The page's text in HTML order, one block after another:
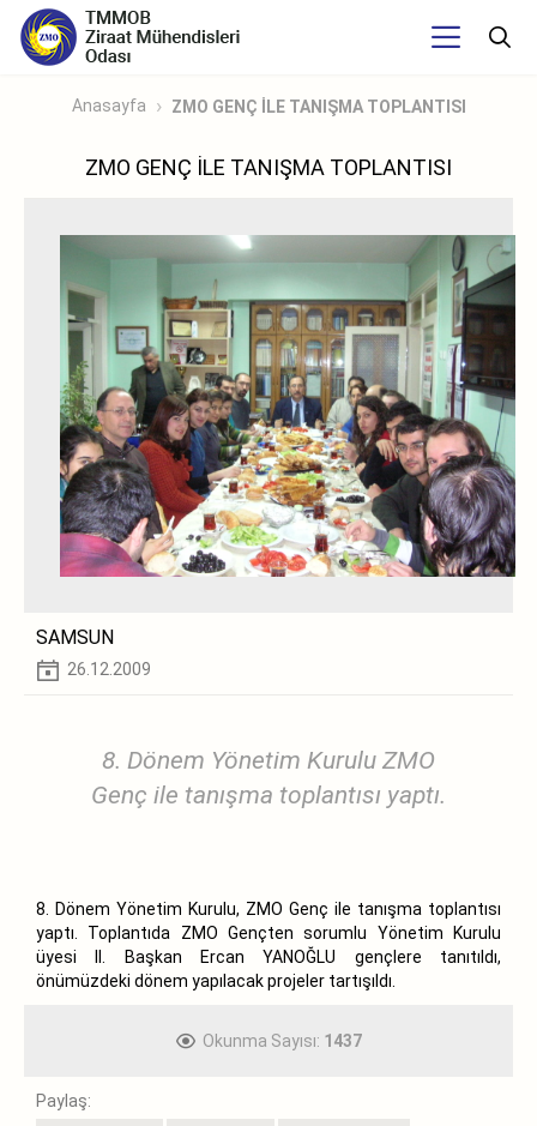
Anasayfa ZMO GENÇ İLE TANIŞMA TOPLANTISI
ZMO GENÇ İLE TANIŞMA TOPLANTISI
SAMSUN
26.12.2009
8. Dönem Yönetim Kurulu ZMO
Genç ile tanışma toplantısı yaptı.
8. Dönem Yönetim Kurulu, ZMO Genç ile tanışma toplantısı
yaptı. Toplantıda ZMO Gençten sorumlu Yönetim Kurulu
üyesi II. Başkan Ercan YANOĞLU gençlere tanıtıldı,
önümüzdeki dönem yapılacak projeler tartışıldı.
Okunma Sayısı: 1437
Paylaş: